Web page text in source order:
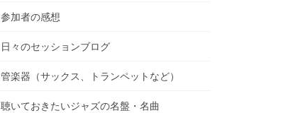
参加者の感想
日々のセッションブログ
管楽器（サックス、トランペットなど）
聴いておきたいジャズの名盤・名曲